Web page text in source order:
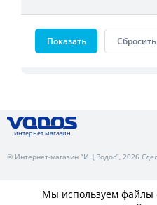
Показать Сбросить
интернет магазин
© Интернет-магазин “ИЦ Водос”, 2026
Мы используем файлы